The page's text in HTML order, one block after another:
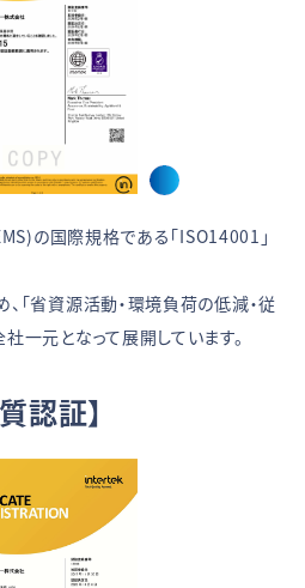
の国際規格である「ISO14001」
「省資源活動・環境負荷の低減・従
一元となって展開しています。
認証】